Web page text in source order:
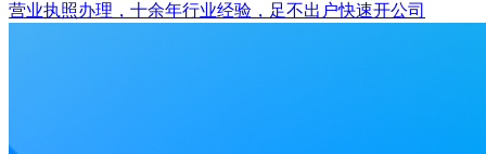
营业执照办理，十余年行业经验，足不出户快速开公司